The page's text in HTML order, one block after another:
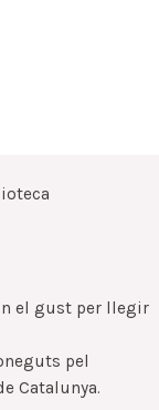
el gust per llegir
pel
Catalunya.